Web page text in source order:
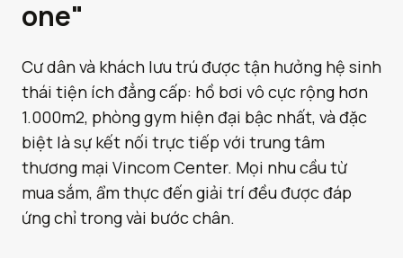
one"
Cư dân và khách lưu trú được tận hưởng hệ sinh
thái tiện ích đẳng cấp: hồ bơi vô cực rộng hơn
1.000m2, phòng gym hiện đại bậc nhất, và đặc
biệt là sự kết nối trực tiếp với trung tâm
thương mại Vincom Center. Mọi nhu cầu từ
mua sắm, ẩm thực đến giải trí đều được đáp
ứng chỉ trong vài bước chân.